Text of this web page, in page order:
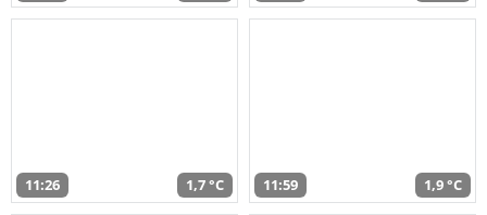
11:26 1,7 °C 11:59 1,9 °C